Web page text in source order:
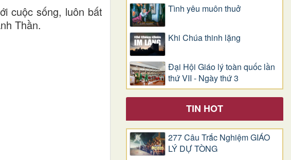
cuộc sống, luôn bất
Thần.
Tình yêu muôn thuở
Khi Chúa thinh lặng
Đại Hội Giáo lý toàn quốc lần
thứ VII - Ngày thứ 3
TIN HOT
277 Câu Trắc Nghiệm GIÁO
LÝ DỰ TÒNG